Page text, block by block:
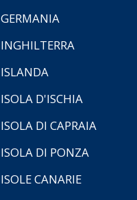
GERMANIA
INGHILTERRA
ISLANDA
ISOLA D'ISCHIA
ISOLA DI CAPRAIA
ISOLA DI PONZA
ISOLE CANARIE